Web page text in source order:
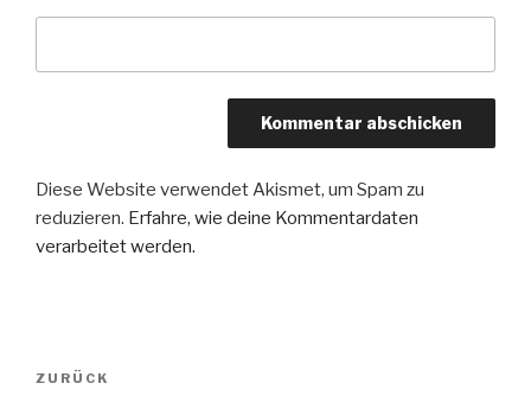
Diese Website verwendet Akismet, um Spam zu
reduzieren. Erfahre, wie deine Kommentardaten
verarbeitet werden.
Beitragsnavigation
Vorheriger
ZURÜCK